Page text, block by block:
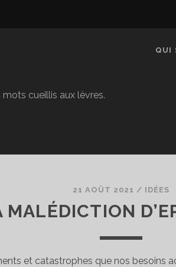
cueillis aux lèvres.
QUI
21 AOÛT 2021 / IDÉES
MALÉDICTION
et catastrophes que nos besoins